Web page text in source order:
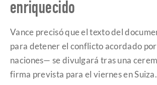
enriquecido
Vance precisó que el texto del
para detener el conflicto acordado
naciones— se divulgará tras una
firma prevista para el viernes en Suiza.